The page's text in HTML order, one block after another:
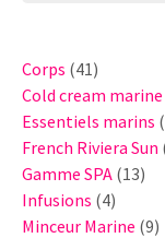
Corps 4141
produits
Cold cream marine
Essentiels marins
French Riviera Sun
Gamme SPA 1313
Infusions 44
produits
Minceur Marine 99